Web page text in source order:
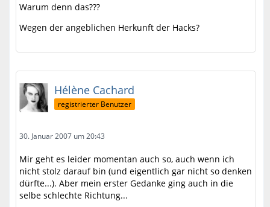
Warum denn das???
Wegen der angeblichen Herkunft der Hacks?
Hélène Cachard
registrierter Benutzer
30. Januar 2007 um 20:43
Mir geht es leider momentan auch so, auch wenn ich
nicht stolz darauf bin (und eigentlich gar nicht so denken
dürfte...). Aber mein erster Gedanke ging auch in die
selbe schlechte Richtung...